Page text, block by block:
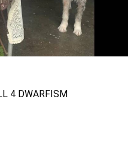
4 DWARFISM